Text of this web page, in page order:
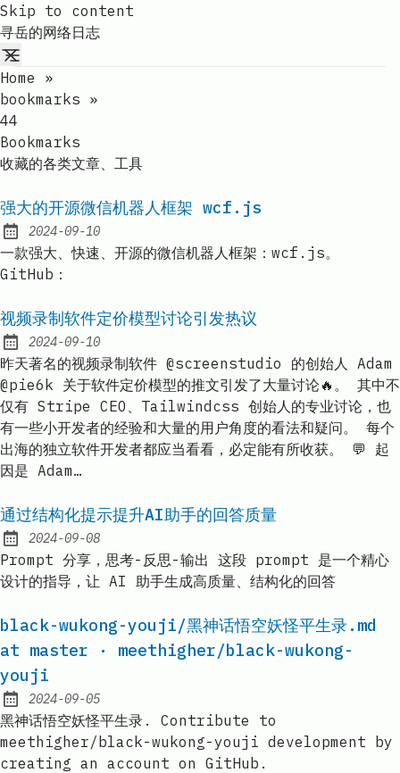
Skip to content
寻岳的网络日志
Home
»
bookmarks »
44
Bookmarks
收藏的各类文章、工具
强大的开源微信机器人框架 wcf.js
Published:
2024-09-10
一款强大、快速、开源的微信机器人框架：wcf.js。
GitHub：
视频录制软件定价模型讨论引发热议
Published:
2024-09-10
昨天著名的视频录制软件 @screenstudio 的创始人 Adam
@pie6k 关于软件定价模型的推文引发了大量讨论🔥。 其中不
仅有 Stripe CEO、Tailwindcss 创始人的专业讨论，也
有一些小开发者的经验和大量的用户角度的看法和疑问。 每个
出海的独立软件开发者都应当看看，必定能有所收获。 💬 起
因是 Adam…
通过结构化提示提升AI助手的回答质量
Published:
2024-09-08
Prompt 分享，思考-反思-输出 这段 prompt 是一个精心
设计的指导，让 AI 助手生成高质量、结构化的回答
black-wukong-youji/黑神话悟空妖怪平生录.md
at master · meethigher/black-wukong-
youji
Published:
2024-09-05
黑神话悟空妖怪平生录. Contribute to
meethigher/black-wukong-youji development by
creating an account on GitHub.